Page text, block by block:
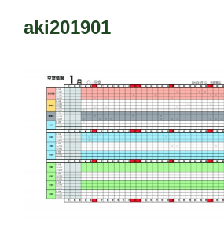
aki201901